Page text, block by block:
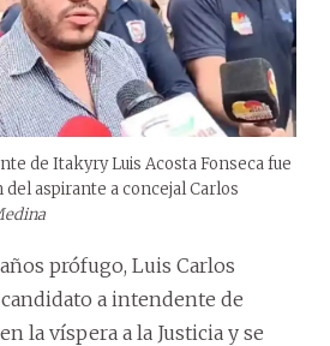
de Itakyry Luis Acosta Fonseca fue
aspirante a concejal Carlos
prófugo, Luis Carlos
candidato a intendente de
la víspera a la Justicia y se